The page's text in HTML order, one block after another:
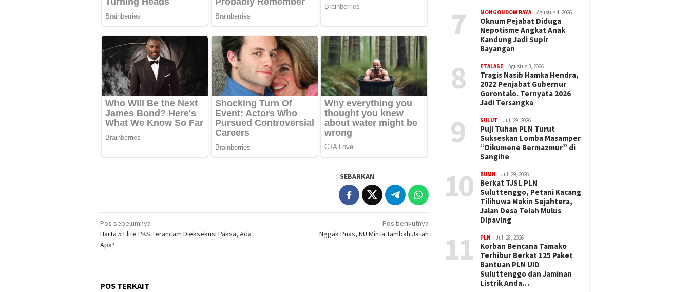
SEBARKAN
Navigasi
pos
Pos sebelumnya
Harta 5 Elite PKS Terancam Dieksekusi Paksa, Ada
Apa?
Pos berikutnya
Nggak Puas, NU Minta Tambah Jatah
POS TERKAIT
7 MONGONDOW RAYA Agustus 4, 2026
Oknum Pejabat Diduga
Nepotisme Angkat Anak
Kandung Jadi Supir
Bayangan
8 ETALASE Agustus 3, 2026
Tragis Nasib Hamka Hendra,
2022 Penjabat Gubernur
Gorontalo. Ternyata 2026
Jadi Tersangka
9 SULUT Juli 29, 2026
Puji Tuhan PLN Turut
Sukseskan Lomba Masamper
“Oikumene Bermazmur” di
Sangihe
10 BUMN Juli 29, 2026
Berkat TJSL PLN
Suluttenggo, Petani Kacang
Tilihuwa Makin Sejahtera,
Jalan Desa Telah Mulus
Dipaving
11 PLN Juli 28, 2026
Korban Bencana Tamako
Terhibur Berkat 125 Paket
Bantuan PLN UID
Suluttenggo dan Jaminan
Listrik Anda…